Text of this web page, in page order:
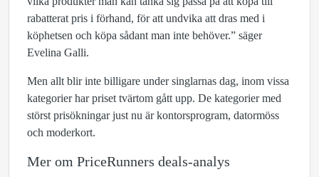
rabatterat pris i förhand, för att undvika att dras med i
köphetsen och köpa sådant man inte behöver.” säger
Evelina Galli.
Men allt blir inte billigare under singlarnas dag, inom vissa
kategorier har priset tvärtom gått upp. De kategorier med
störst prisökningar just nu är kontorsprogram, datormöss
och moderkort.
Mer om PriceRunners deals-analys